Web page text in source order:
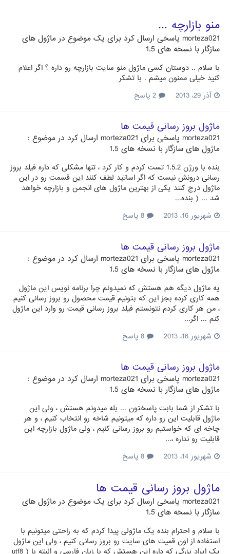
منو بازارچه ...
morteza021 پاسخی ارسال کرد برای یک موضوع در ماژول های
سازگار با نسخه های 1.5
با سلام .. دوستان کسی ماژول منو سایت بازارچه رو داره ؟ اگر اعلام
کنید خیلی ممنون میشم . با تشکر
آذر 29، 2013
ماژول بروز رسانی قیمت ها
morteza021 پاسخی برای morteza021 ارسال کرد در موضوع :
ماژول های سازگار با نسخه های 1.5
بنده با ورژن 1.5.2 تست کردم و کار کرد ، تنها مشکلی که داره فیلد بروز
رسانی درونش نیست که اگر اساتید لطف کنند این قسمت رو در این
ماژول درج کنند یکی از بهترین ماژول های انجمن و بازارچه خواهد
شد ... ( بنده...
شهریور 16، 2013
ماژول بروز رسانی قیمت ها
morteza021 پاسخی برای morteza021 ارسال کرد در موضوع :
ماژول های سازگار با نسخه های 1.5
یه ماژول دیگه هم هستش که نمیدونم چرا برنامه نویس این ماژول
همه کاری کرده بجز این که بتونیم قیمت محصول رو بروز رسانی کنیم
، من هر کاری کردم نتونستم فیلد بروز رسانی قیمت رو وارد این ماژول
کنم ... اگر...
شهریور 16، 2013
ماژول بروز رسانی قیمت ها
morteza021 پاسخی برای morteza021 ارسال کرد در موضوع :
ماژول های سازگار با نسخه های 1.5
با تشکر از شما بابت پاسختون ... بله میدونم هستش ، ولی این
ماژول قابلیت این رو داره که میتونیم شاخه رو انتخاب کنیم ، و هر
چاخه ای که خواستیم رو بروز رسانی کنیم ، ولی ماژول بازارچه این
قابلیت رو نداره ،...
شهریور 14، 2013
ماژول بروز رسانی قیمت ها
morteza021 پاسخی ارسال کرد برای یک موضوع در ماژول های
سازگار با نسخه های 1.5
با سلام و احترام بنده یک ماژولی پیدا کردم که به راحتی میتونیم با
استفاده از اون قمیت های سایت رو بروز رسانی کنیم ، ولی این ماژول
یک ایراد بزرگی که داره این هستش که با زبان فارسی و البته با ( utf8